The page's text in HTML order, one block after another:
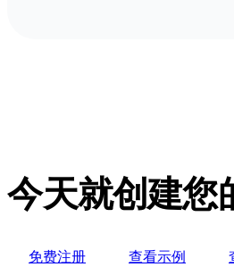
今天就创建您
免费注册 查看示例